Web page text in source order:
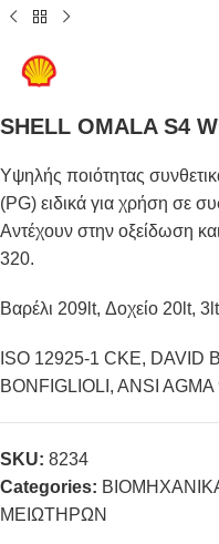
SHELL OMALA S4
Υψηλής ποιότητας
(PG) ειδικά για χρήση σε
Αντέχουν στην οξείδωση
320.
Βαρέλι 209lt, Δοχείο 20lt, 3lt
ISO 12925-1 CKE, DAVID
BONFIGLIOLI, ANSI
SKU: 8234
Categories:
ΜΕΙΩΤΗΡΩΝ